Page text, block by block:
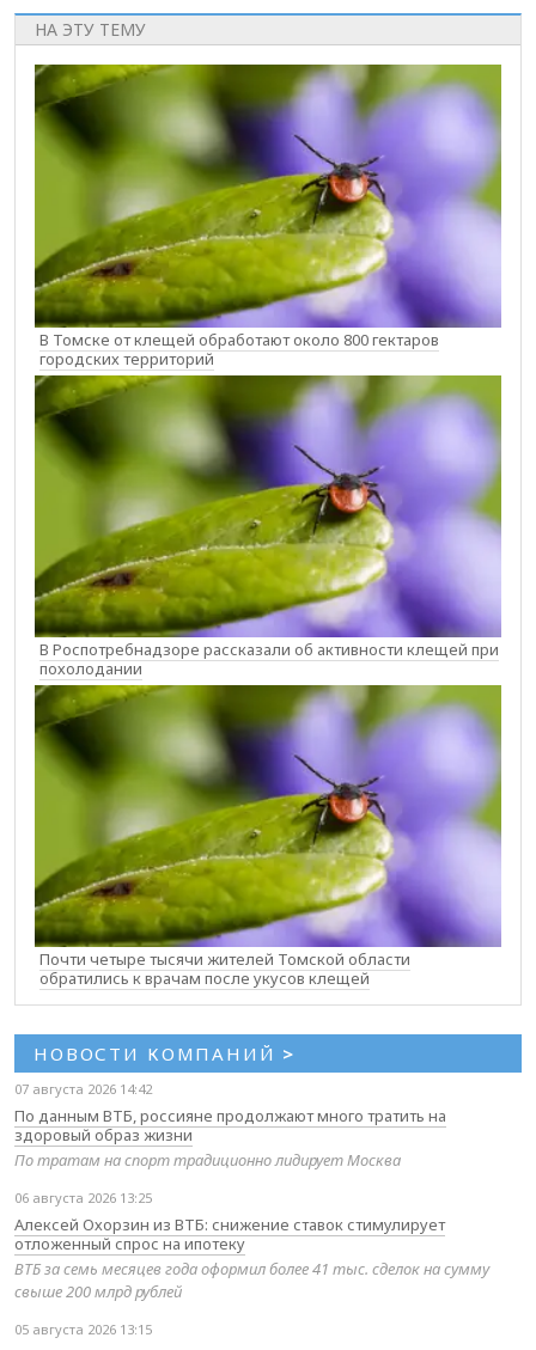
НА ЭТУ ТЕМУ
В Томске от клещей обработают около 800 гектаров
городских территорий
В Роспотребнадзоре рассказали об активности клещей при
похолодании
Почти четыре тысячи жителей Томской области
обратились к врачам после укусов клещей
НОВОСТИ КОМПАНИЙ >
07 августа 2026 14:42
По данным ВТБ, россияне продолжают много тратить на
здоровый образ жизни
По тратам на спорт традиционно лидирует Москва
06 августа 2026 13:25
Алексей Охорзин из ВТБ: снижение ставок стимулирует
отложенный спрос на ипотеку
ВТБ за семь месяцев года оформил более 41 тыс. сделок на сумму
свыше 200 млрд рублей
05 августа 2026 13:15